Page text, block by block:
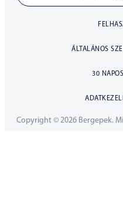
ÁLTALÁNOS
30
Copyright © 2026 Bergepek.